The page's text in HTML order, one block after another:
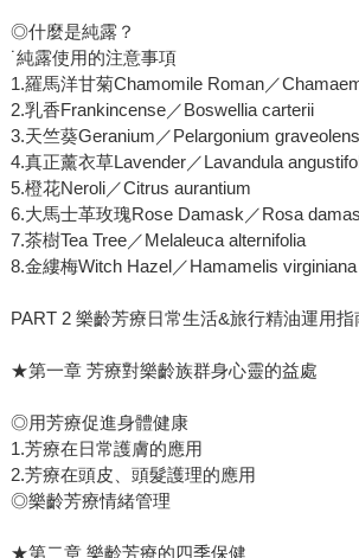
◎什麼是純露？
˙純露使用的注意事項
1.羅馬洋甘菊Chamomile Roman／
2.乳香Frankincense／Boswellia carterii
3.天竺葵Geranium／Pelargonium graveolens
4.真正薰衣草Lavender／Lavandula
5.橙花Neroli／Citrus aurantium
6.大馬士革玫瑰Rose Damask／Rosa
7.茶樹Tea Tree／Melaleuca alternifolia
8.金縷梅Witch Hazel／Hamamelis virginiana
PART 2 樂齡芳療日常生活&旅行精油運用指
★第一章 芳療對樂齡族群身心靈的益處
◎用芳療促進身體健康
1.芳療在日常護膚的應用
2.芳療在頭皮、頭髮護理的應用
◎樂齡芳療情緒管理
★第二章 樂齡芳療的四季保健